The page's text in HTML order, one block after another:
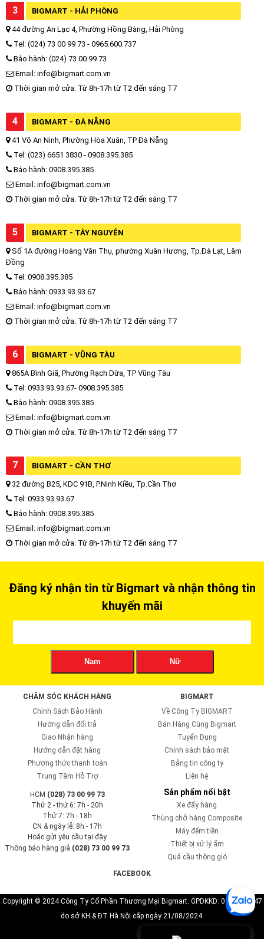
3 BIGMART - HẢI PHÒNG
44 đường An Lạc 4, Phường Hồng Bàng, Hải Phòng
Tel: (024) 73 00 99 73 - 0965.600.737
Bảo hành: (024) 73 00 99 73
Email: info@bigmart.com.vn
Thời gian mở cửa: Từ 8h-17h từ T2 đến sáng T7
4 BIGMART - ĐÀ NẴNG
41 Võ An Ninh, Phường Hòa Xuân, TP Đà Nẵng
Tel: (023) 6651 3830 - 0908.395.385
Bảo hành: 0908.395.385
Email: info@bigmart.com.vn
Thời gian mở cửa: Từ 8h-17h từ T2 đến sáng T7
5 BIGMART - TÂY NGUYÊN
Số 1A đường Hoàng Văn Thụ, phường Xuân Hương, Tp.Đà Lạt, Lâm
Đồng
Tel: 0908.395.385
Bảo hành: 0933.93.93.67
Email: info@bigmart.com.vn
Thời gian mở cửa: Từ 8h-17h từ T2 đến sáng T7
6 BIGMART - VŨNG TÀU
865A Bình Giã, Phường Rạch Dừa, TP Vũng Tàu
Tel: 0933.93.93.67- 0908.395.385
Bảo hành: 0908.395.385
Email: info@bigmart.com.vn
Thời gian mở cửa: Từ 8h-17h từ T2 đến sáng T7
7 BIGMART - CẦN THƠ
32 đường B25, KDC 91B, P.Ninh Kiều, Tp.Cần Thơ
Tel: 0933.93.93.67
Bảo hành: 0908.395.385
Email: info@bigmart.com.vn
Thời gian mở cửa: Từ 8h-17h từ T2 đến sáng T7
Đăng ký nhận tin từ Bigmart và nhận thông tin
khuyến mãi
Nam Nữ
CHĂM SÓC KHÁCH HÀNG
Chính Sách Bảo Hành
Hướng dẫn đổi trả
Giao Nhận hàng
Hướng dẫn đặt hàng
Phương thức thanh toán
Trung Tâm Hỗ Trợ
BIGMART
Về Công Ty BIGMART
Bán Hàng Cùng Bigmart
Tuyển Dụng
Chính sách bảo mật
Bảng tin công ty
Liên hệ
HCM (028) 73 00 99 73
Thứ 2 - thứ 6: 7h - 20h
Thứ 7: 7h - 18h
CN & ngày lễ: 8h - 17h
Hoặc gửi yêu cầu tại đây
Thông báo hàng giả (028) 73 00 99 73
Sản phẩm nổi bật
Xe đẩy hàng
Thùng chở hàng Composite
Máy đếm tiền
Thiết bị xử lý ẩm
Quả cầu thông gió
FACEBOOK
Copyright © 2024 Công Ty Cổ Phần Thương Mại Bigmart. GPDKKD: 0110819747
do sở KH & ĐT Hà Nội cấp ngày 21/08/2024.